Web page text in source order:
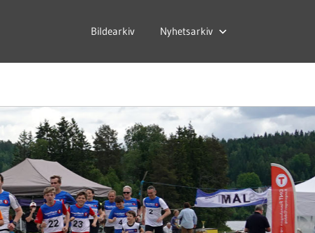
Bildearkiv Nyhetsarkiv